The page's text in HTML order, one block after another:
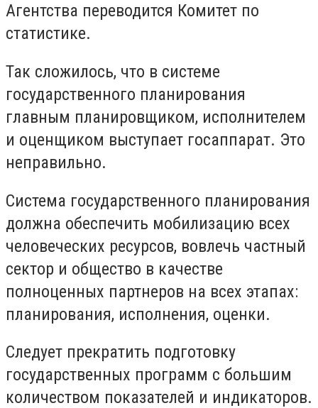
Агентства переводится Комитет по
статистике.
Так сложилось, что в системе
государственного планирования
главным планировщиком, исполнителем
и оценщиком выступает госаппарат. Это
неправильно.
Система государственного планирования
должна обеспечить мобилизацию всех
человеческих ресурсов, вовлечь частный
сектор и общество в качестве
полноценных партнеров на всех этапах:
планирования, исполнения, оценки.
Следует прекратить подготовку
государственных программ с большим
количеством показателей и индикаторов.